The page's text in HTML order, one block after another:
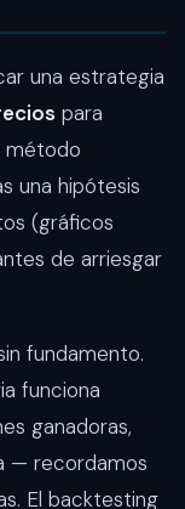
una estrategia
para
método
una hipótesis
(gráficos
de arriesgar
fundamento.
funciona
ganadoras,
— recordamos
El backtesting